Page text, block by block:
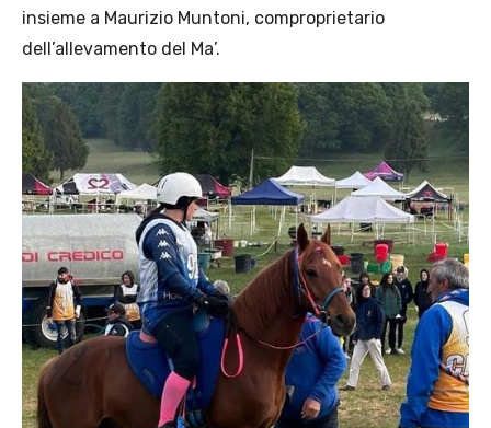
insieme a Maurizio Muntoni, comproprietario
dell’allevamento del Ma’.